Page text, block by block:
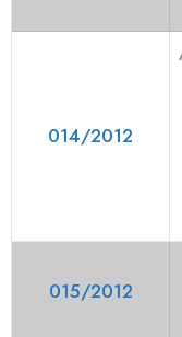
014/2012
015/2012